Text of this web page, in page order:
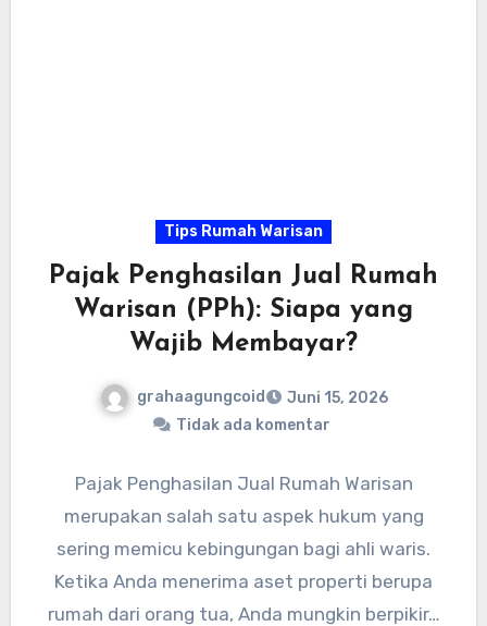
Tips Rumah Warisan
Pajak Penghasilan Jual Rumah
Warisan (PPh): Siapa yang
Wajib Membayar?
grahaagungcoid
Juni 15, 2026
Tidak ada komentar
Pajak Penghasilan Jual Rumah Warisan
merupakan salah satu aspek hukum yang
sering memicu kebingungan bagi ahli waris.
Ketika Anda menerima aset properti berupa
rumah dari orang tua, Anda mungkin berpikir…